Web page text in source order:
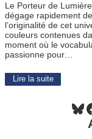
Le Porteur de
dégage rapidement
l’originalité de cet
couleurs contenues
moment où le
passionne pour…
Lire la suite
Bluesky Facebook